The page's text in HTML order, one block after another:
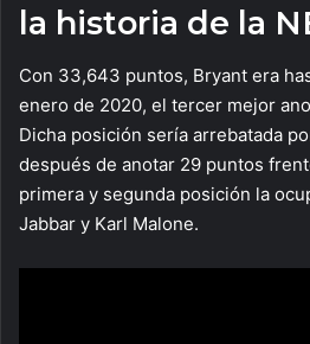
la historia de la
Con 33,643 puntos, Bryant era
enero de 2020, el tercer mejor
Dicha posición sería arrebatada
después de anotar 29 puntos
primera y segunda posición la
Jabbar y Karl Malone.